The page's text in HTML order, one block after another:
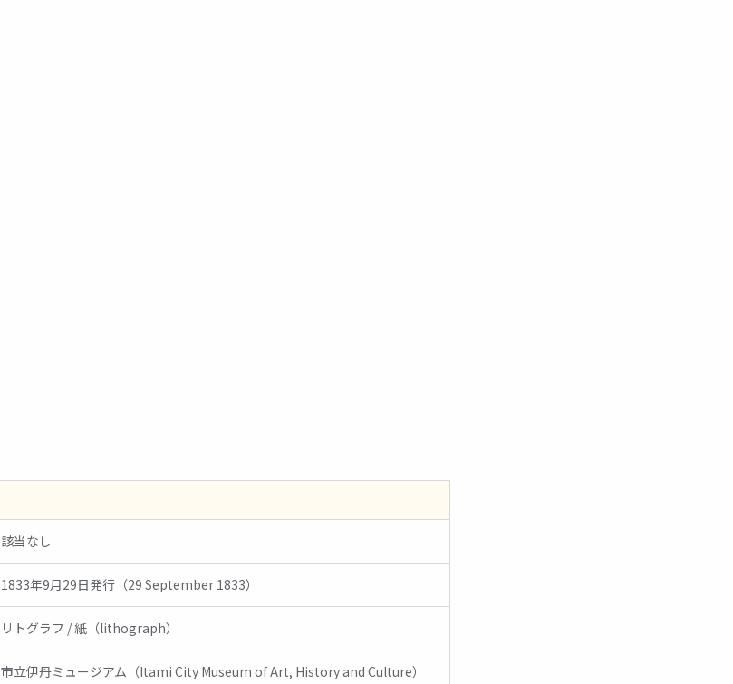
該当なし
1833年9月29日発行（29 September 1833）
リトグラフ / 紙（lithograph）
市立伊丹ミュージアム（Itami City Museum of Art, History and Culture）